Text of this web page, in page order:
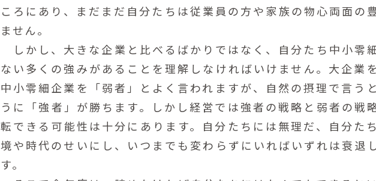
ころにあり、まだまだ自分たちは従業員の方や家族の物心両面の
ません。
しかし、大きな企業と比べるばかりではなく、自分たち中小零
ない多くの強みがあることを理解しなければいけません。大企業
中小零細企業を「弱者」とよく言われますが、自然の摂理で言う
うに「強者」が勝ちます。しかし経営では強者の戦略と弱者の戦
転できる可能性は十分にあります。自分たちには無理だ、自分た
境や時代のせいにし、いつまでも変わらずにいればいずれは衰退
す。